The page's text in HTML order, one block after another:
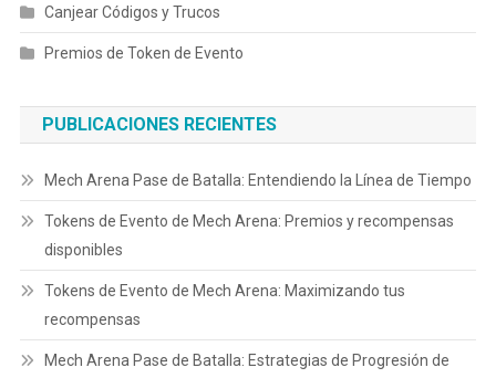
Canjear Códigos y Trucos
Premios de Token de Evento
PUBLICACIONES RECIENTES
Mech Arena Pase de Batalla: Entendiendo la Línea de Tiempo
Tokens de Evento de Mech Arena: Premios y recompensas
disponibles
Tokens de Evento de Mech Arena: Maximizando tus
recompensas
Mech Arena Pase de Batalla: Estrategias de Progresión de